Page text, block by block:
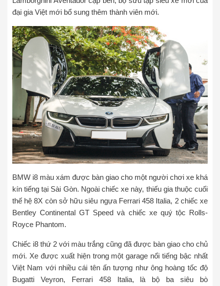
đại gia Việt mới bổ sung thêm thành viên mới.
BMW i8 màu xám được bàn giao cho một người chơi xe khá
kín tiếng tại Sài Gòn. Ngoài chiếc xe này, thiếu gia thuộc cuối
thế hệ 8X còn sở hữu siêu ngựa Ferrari 458 Italia, 2 chiếc xe
Bentley Continental GT Speed và chiếc xe quý tộc Rolls-
Royce Phantom.
Chiếc i8 thứ 2 với màu trắng cũng đã được bàn giao cho chủ
mới. Xe được xuất hiện trong một garage nổi tiếng bậc nhất
Việt Nam với nhiều cái tên ấn tượng như ông hoàng tốc độ
Bugatti Veyron, Ferrari 458 Italia, là bộ ba siêu bò